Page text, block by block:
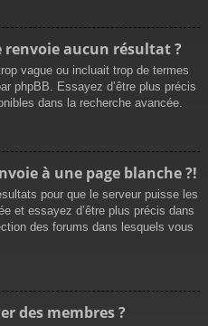
renvoie aucun résultat ?
vague ou incluait trop de termes
phpBB. Essayez d’être plus précis
dans la recherche avancée.
à une page blanche ?!
pour que le serveur puisse les
et essayez d’être plus précis dans
des forums dans lesquels vous
des membres ?